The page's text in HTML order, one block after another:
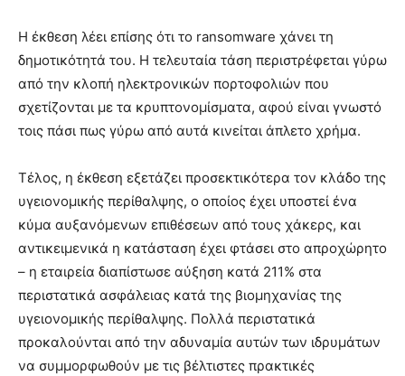
Η έκθεση λέει επίσης ότι το ransomware χάνει τη
δημοτικότητά του. Η τελευταία τάση περιστρέφεται γύρω
από την κλοπή ηλεκτρονικών πορτοφολιών που
σχετίζονται με τα κρυπτονομίσματα, αφού είναι γνωστό
τοις πάσι πως γύρω από αυτά κινείται άπλετο χρήμα.
Τέλος, η έκθεση εξετάζει προσεκτικότερα τον κλάδο της
υγειονομικής περίθαλψης, ο οποίος έχει υποστεί ένα
κύμα αυξανόμενων επιθέσεων από τους χάκερς, και
αντικειμενικά η κατάσταση έχει φτάσει στο απροχώρητο
– η εταιρεία διαπίστωσε αύξηση κατά 211% στα
περιστατικά ασφάλειας κατά της βιομηχανίας της
υγειονομικής περίθαλψης. Πολλά περιστατικά
προκαλούνται από την αδυναμία αυτών των ιδρυμάτων
να συμμορφωθούν με τις βέλτιστες πρακτικές